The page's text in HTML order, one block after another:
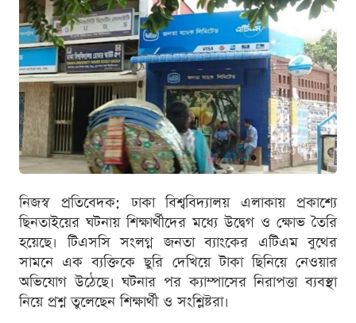
নিজস্ব প্রতিবেদক: ঢাকা বিশ্ববিদ্যালয় এলাকায় প্রকাশ্যে
ছিনতাইয়ের ঘটনায় শিক্ষার্থীদের মধ্যে উদ্বেগ ও ক্ষোভ তৈরি
হয়েছে। টিএসসি সংলগ্ন জনতা ব্যাংকের এটিএম বুথের
সামনে এক ব্যক্তিকে ছুরি দেখিয়ে টাকা ছিনিয়ে নেওয়ার
অভিযোগ উঠেছে। ঘটনার পর ক্যাম্পাসের নিরাপত্তা ব্যবস্থা
নিয়ে প্রশ্ন তুলেছেন শিক্ষার্থী ও সংশ্লিষ্টরা।